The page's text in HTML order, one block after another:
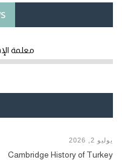
معلمة
يوليو 2, 2026
Cambridge History of Turkey